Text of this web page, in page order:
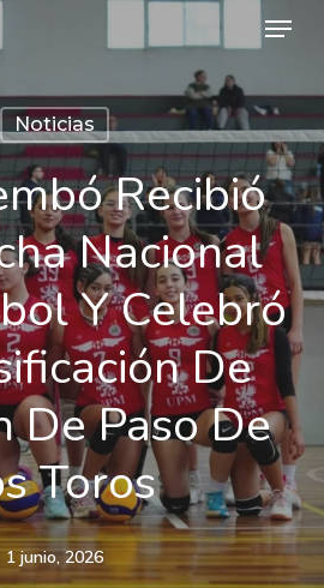
Menu
Noticias
Recibió
Nacional
Y Celebró
De
De Paso De
Toros
1 junio, 2026
Menu